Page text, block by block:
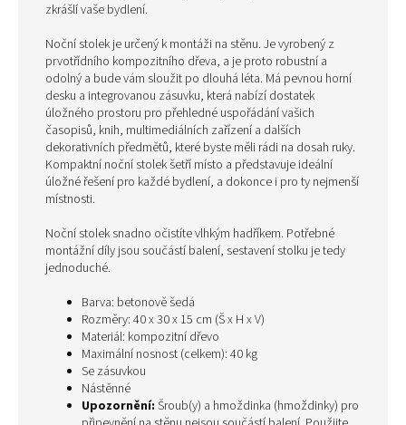
zkrášlí vaše bydlení.
Noční stolek je určený k montáži na stěnu. Je vyrobený z
prvotřídního kompozitního dřeva, a je proto robustní a
odolný a bude vám sloužit po dlouhá léta. Má pevnou horní
desku a integrovanou zásuvku, která nabízí dostatek
úložného prostoru pro přehledné uspořádání vašich
časopisů, knih, multimediálních zařízení a dalších
dekorativních předmětů, které byste měli rádi na dosah ruky.
Kompaktní noční stolek šetří místo a představuje ideální
úložné řešení pro každé bydlení, a dokonce i pro ty nejmenší
místnosti.
Noční stolek snadno očistíte vlhkým hadříkem. Potřebné
montážní díly jsou součástí balení, sestavení stolku je tedy
jednoduché.
Barva: betonově šedá
Rozměry: 40 x 30 x 15 cm (Š x H x V)
Materiál: kompozitní dřevo
Maximální nosnost (celkem): 40 kg
Se zásuvkou
Nástěnné
Upozornění: Šroub(y) a hmoždinka (hmoždinky) pro